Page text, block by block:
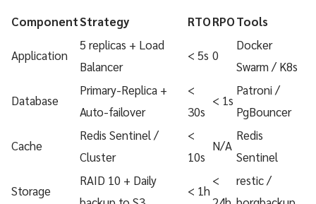
ComponentStrategy RTORPOTools
Application
5 replicas + Load
Balancer
< 5s 0
Docker
Swarm / K8s
Database
Primary-Replica +
Auto-failover
<
30s
< 1s
Patroni /
PgBouncer
Cache
Redis Sentinel /
Cluster
<
10s
N/A
Redis
Sentinel
Storage
RAID 10 + Daily
< 1h
<
restic /